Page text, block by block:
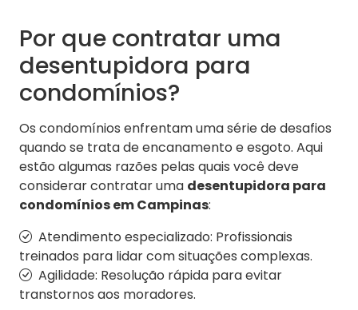
Por que contratar uma
desentupidora para
condomínios?
Os condomínios enfrentam uma série de desafios
quando se trata de encanamento e esgoto. Aqui
estão algumas razões pelas quais você deve
considerar contratar uma desentupidora para
condomínios em Campinas:
Atendimento especializado: Profissionais
treinados para lidar com situações complexas.
Agilidade: Resolução rápida para evitar
transtornos aos moradores.